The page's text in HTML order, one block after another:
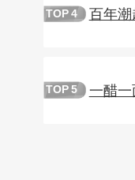
TOP 4 百年
TOP 5 一醋一